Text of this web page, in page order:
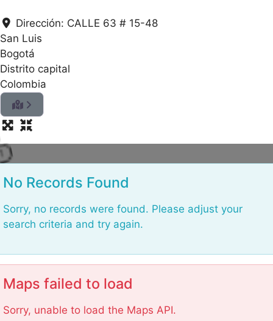
Dirección: CALLE 63 # 15-48
San Luis
Bogotá
Distrito capital
Colombia
o d
i
n
.
No Records Found
Sorry, no records were found. Please adjust your
search criteria and try again.
Maps failed to load
Sorry, unable to load the Maps API.